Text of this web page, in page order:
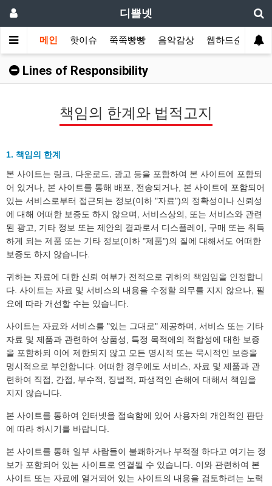
디쁠넷
메인 핫이슈 쭉쭉빵빵 음악감상 웹하드순위
Lines of Responsibility
책임의 한계와 법적고지
1. 책임의 한계
본 사이트는 링크, 다운로드, 광고 등을 포함하여 본 사이트에 포함되
어 있거나, 본 사이트를 통해 배포, 전송되거나, 본 사이트에 포함되어
있는 서비스로부터 접근되는 정보(이하 "자료")의 정확성이나 신뢰성
에 대해 어떠한 보증도 하지 않으며, 서비스상의, 또는 서비스와 관련
된 광고, 기타 정보 또는 제안의 결과로서 디스플레이, 구매 또는 취득
하게 되는 제품 또는 기타 정보(이하 "제품")의 질에 대해서도 어떠한
보증도 하지 않습니다.
귀하는 자료에 대한 신뢰 여부가 전적으로 귀하의 책임임을 인정합니
다. 사이트는 자료 및 서비스의 내용을 수정할 의무를 지지 않으나, 필
요에 따라 개선할 수는 있습니다.
사이트는 자료와 서비스를 "있는 그대로" 제공하며, 서비스 또는 기타
자료 및 제품과 관련하여 상품성, 특정 목적에의 적합성에 대한 보증
을 포함하되 이에 제한되지 않고 모든 명시적 또는 묵시적인 보증을
명시적으로 부인합니다. 어떠한 경우에도 서비스, 자료 및 제품과 관
련하여 직접, 간접, 부수적, 징벌적, 파생적인 손해에 대해서 책임을
지지 않습니다.
본 사이트를 통하여 인터넷을 접속함에 있어 사용자의 개인적인 판단
에 따라 하시기를 바랍니다.
본 사이트를 통해 일부 사람들이 불쾌하거나 부적절 하다고 여기는 정
보가 포함되어 있는 사이트로 연결될 수 있습니다. 이와 관련하여 본
사이트 또는 자료에 열거되어 있는 사이트의 내용을 검토하려는 노력